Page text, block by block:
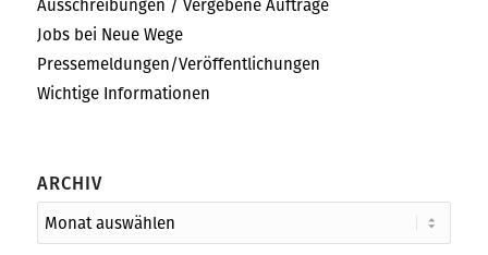
Ausschreibungen / Vergebene Aufträge
Jobs bei Neue Wege
Pressemeldungen/Veröffentlichungen
Wichtige Informationen
ARCHIV